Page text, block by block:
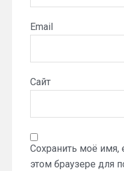
Email
Сайт
Сохранить моё имя,
этом браузере для